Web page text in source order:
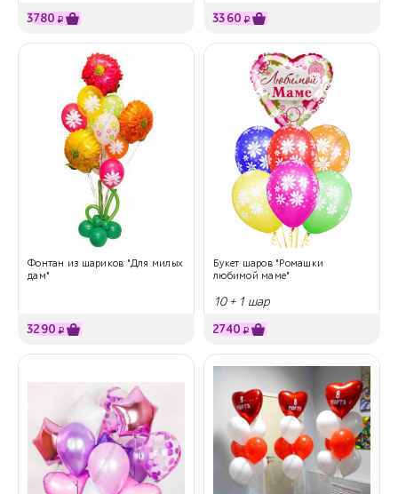
3780 ₽ 3360 ₽
Фонтан из шариков "Для милых
дам"
3290 ₽
Букет шаров "Ромашки
любимой маме"
10 + 1 шар
2740 ₽